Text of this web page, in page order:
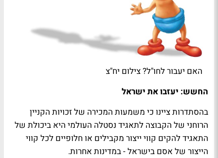
האם יעבור לחו"ל? צילום יח"צ
החשש: יעזבו את ישראל
בהסתדרות ציינו כי משמעות המכירה של זכויות הקניין
הרוחני של הקבוצה לתאגיד נסטלה העולמי היא ביכולת של
התאגיד להקים קווי ייצור מקבילים או חלופיים לכל קווי
הייצור של אסם בישראל - במדינות אחרות.